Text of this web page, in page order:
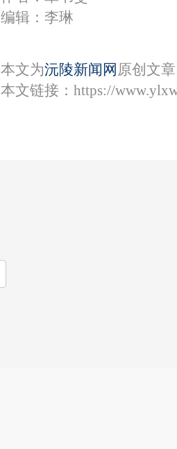
编辑：李琳
本文为沅陵新闻网 原创文
本文链接： https://